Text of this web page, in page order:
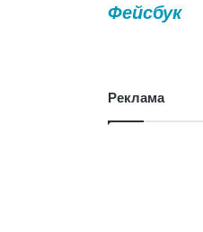
Фейсбук
Реклама